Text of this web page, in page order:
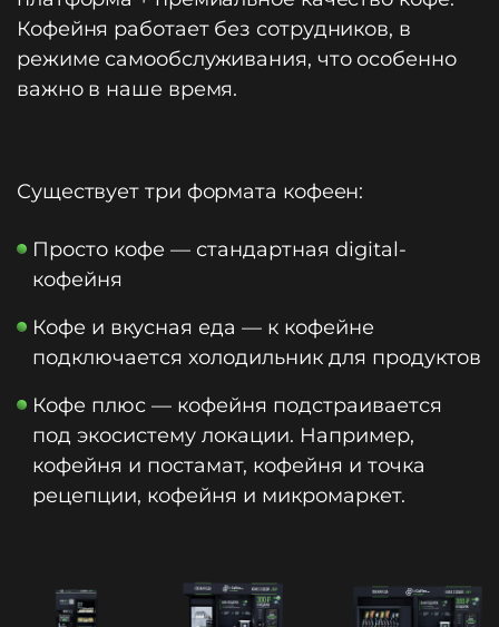
Кофейня работает без сотрудников, в
режиме самообслуживания, что особенно
важно в наше время.
Существует три формата кофеен:
Просто кофе — стандартная digital-
кофейня
Кофе и вкусная еда — к кофейне
подключается холодильник для продуктов
Кофе плюс — кофейня подстраивается
под экосистему локации. Например,
кофейня и постамат, кофейня и точка
рецепции, кофейня и микромаркет.